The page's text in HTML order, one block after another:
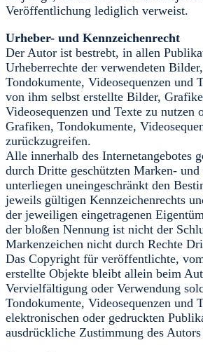
Veröffentlichung lediglich verweist.
Urheber- und Kennzeichenrecht
Der Autor ist bestrebt, in allen
Urheberrechte der verwendeten
Tondokumente, Videosequenzen und
von ihm selbst erstellte Bilder,
Videosequenzen und Texte zu nutzen
Grafiken, Tondokumente,
zurückzugreifen.
Alle innerhalb des Internetangebotes
durch Dritte geschützten Marken- und
unterliegen uneingeschränkt den
jeweils gültigen Kennzeichenrechts
der jeweiligen eingetragenen
der bloßen Nennung ist nicht der
Markenzeichen nicht durch Rechte
Das Copyright für veröffentlichte,
erstellte Objekte bleibt allein beim
Vervielfältigung oder Verwendung
Tondokumente, Videosequenzen und
elektronischen oder gedruckten
ausdrückliche Zustimmung des